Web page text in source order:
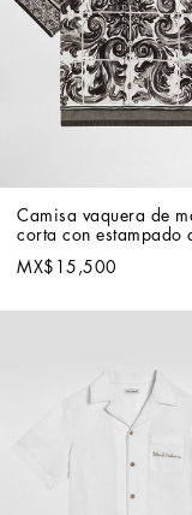
Camisa vaquera de
corta con estampado
MX$15,500